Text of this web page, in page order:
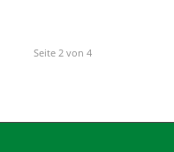
Seite 2 von 4